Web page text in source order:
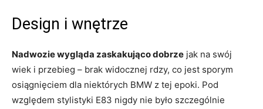
Design i wnętrze
Nadwozie wygląda zaskakująco dobrze jak na swój
wiek i przebieg – brak widocznej rdzy, co jest sporym
osiągnięciem dla niektórych BMW z tej epoki. Pod
względem stylistyki E83 nigdy nie było szczególnie